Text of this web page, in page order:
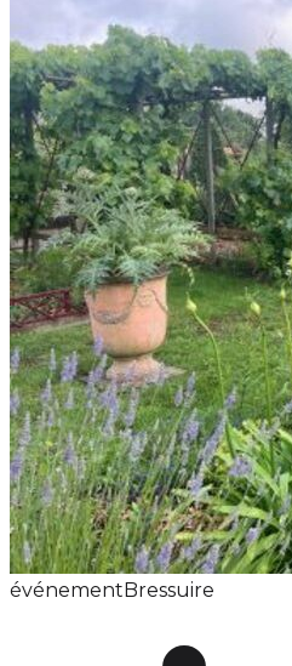
événementBressuire